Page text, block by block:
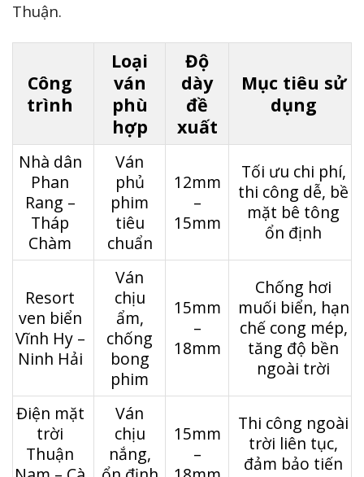
Thuận.
Công
trình
Loại
ván
phù
hợp
Độ
dày
đề
xuất
Mục tiêu sử
dụng
Nhà dân
Phan
Rang –
Tháp
Chàm
Ván
phủ
phim
tiêu
chuẩn
12mm
–
15mm
Tối ưu chi phí,
thi công dễ, bề
mặt bê tông
ổn định
Resort
ven biển
Vĩnh Hy –
Ninh Hải
Ván
chịu
ẩm,
chống
bong
phim
15mm
–
18mm
Chống hơi
muối biển, hạn
chế cong mép,
tăng độ bền
ngoài trời
Điện mặt
trời
Thuận
Ván
chịu
nắng,
15mm
–
Thi công ngoài
trời liên tục,
đảm bảo tiến